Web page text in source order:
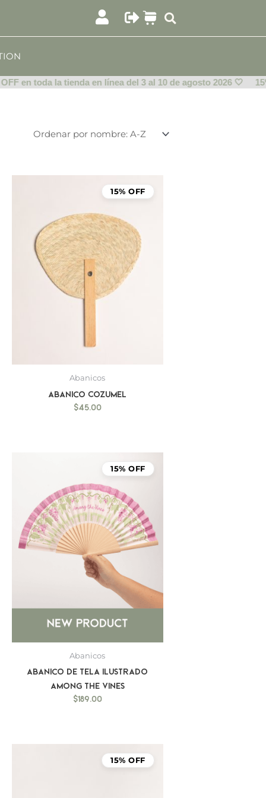
en toda la tienda en línea del 3 al 10 de agosto 2026 🤍 15%
15% OFF
Abanicos
Abanico Cozumel
$45.00
15% OFF
Abanicos
Abanico de Tela Ilustrado
Among the Vines
$189.00
15% OFF